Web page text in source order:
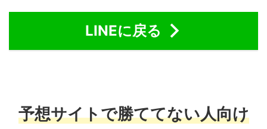
LINEに戻る
予想サイトで勝ててない人向け